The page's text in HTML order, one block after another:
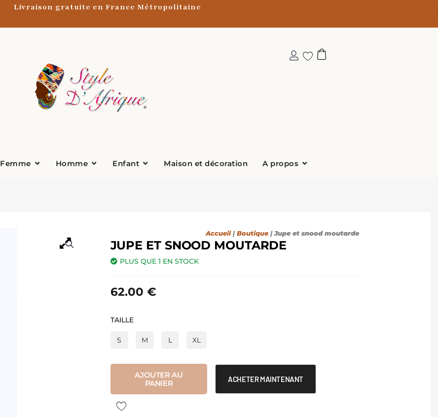
Livraison gratuite en France Métropolitaine
Femme Ouvrir Femme
Homme Ouvrir Homme
Enfant Ouvrir Enfant
Maison et décoration A propos Ouvrir A propos
Accueil| Boutique |Jupe et snood moutarde
JUPE ET SNOOD MOUTARDE
PLUS QUE 1 EN STOCK
62.00 €
TAILLE
S M L XL
ACHETER MAINTENANT
quantité
Jupe
snood
moutardeAJOUTER AU
PANIER